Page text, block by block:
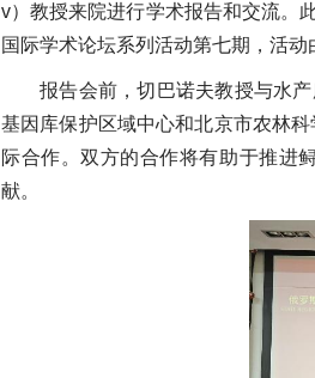
v）教授来院进行学术报告和交流。
国际学术论坛系列活动第七期，活
报告会前，切巴诺夫教授与水
基因库保护区域中心和北京市农林
际合作。双方的合作将有助于推进
献。